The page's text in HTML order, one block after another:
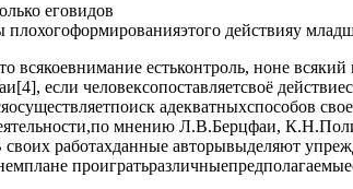
еговидов
действияу
естьконтроль, ноне всякий
если человексопоставляетсвоё
адекватныхспособов
мнению Л.В.Берцфаи,
своих работахданные авторывыделяют